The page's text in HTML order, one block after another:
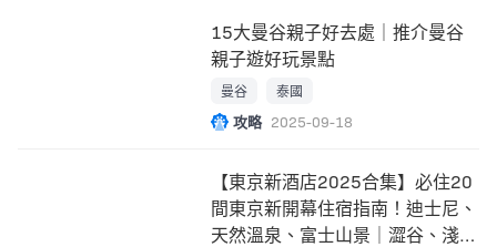
15大曼谷親子好去處｜推介曼谷
親子遊好玩景點
曼谷 泰國
攻略 2025-09-18
【東京新酒店2025合集】必住20
間東京新開幕住宿指南！迪士尼、
天然溫泉、富士山景｜澀谷、淺